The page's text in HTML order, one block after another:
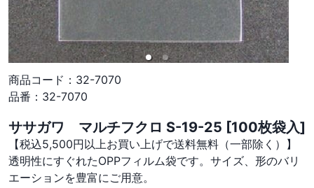
商品コード： 32-7070
品番： 32-7070
ササガワ マルチフクロ S-19-25 [100枚袋入]
【税込5,500円以上お買い上げで送料無料（一部除く）】
透明性にすぐれたOPPフィルム袋です。サイズ、形のバリ
エーションを豊富にご用意。